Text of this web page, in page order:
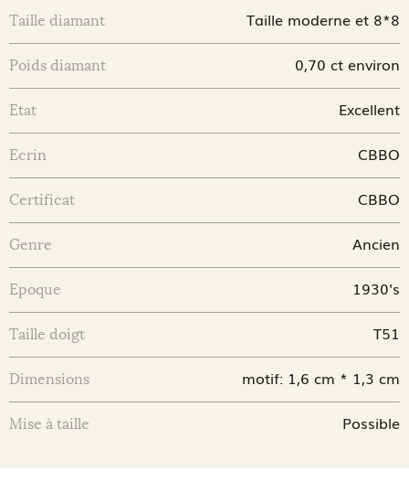
Taille diamant Taille moderne et 8*8
Poids diamant 0,70 ct environ
Etat Excellent
Ecrin CBBO
Certificat CBBO
Genre Ancien
Epoque 1930's
Taille doigt T51
Dimensions motif: 1,6 cm * 1,3 cm
Mise à taille Possible